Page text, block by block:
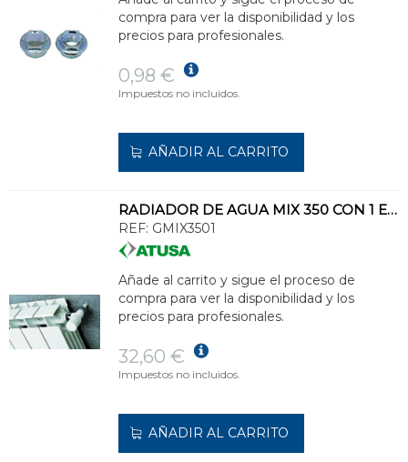
compra para ver la disponibilidad y los
precios para profesionales.
0,98 €
Impuestos no incluidos.
AÑADIR AL CARRITO
RADIADOR DE AGUA MIX 350 CON 1 ELEMENTO 440x80x95mm 94-120W ALUMINIO BLANCO
REF: GMIX3501
Añade al carrito y sigue el proceso de
compra para ver la disponibilidad y los
precios para profesionales.
32,60 €
Impuestos no incluidos.
AÑADIR AL CARRITO